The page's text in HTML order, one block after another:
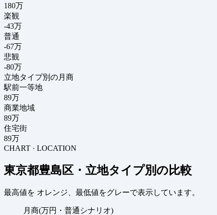
180万
楽観
-43万
普通
-67万
悲観
-80万
立地タイプ別の月商
駅前一等地
89万
商業地域
89万
住宅街
89万
CHART · LOCATION
東京都豊島区・立地タイプ別の比較
最高値を オレンジ 、最低値をグレーで表示しています。
月商(万円・普通シナリオ)